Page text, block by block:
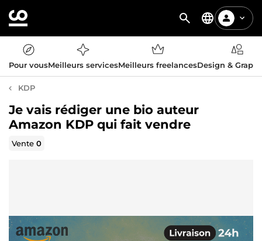
Pour vousMeilleurs servicesMeilleurs freelancesDesign &
KDP
Je vais rédiger une bio auteur
Amazon KDP qui fait vendre
Vente0